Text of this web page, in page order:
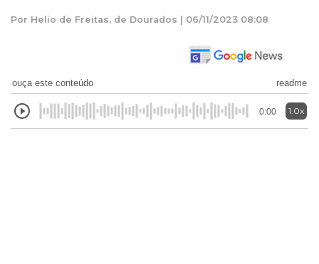
Por Helio de Freitas, de Dourados | 06/11/2023 08:08
ouça este conteúdo readme
0:00 1.0x